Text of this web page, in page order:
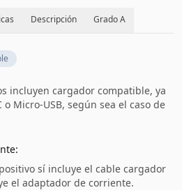
Descripción Grado A
incluyen cargador compatible, ya
Micro-USB, según sea el caso de
sí incluye el cable cargador
el adaptador de corriente.